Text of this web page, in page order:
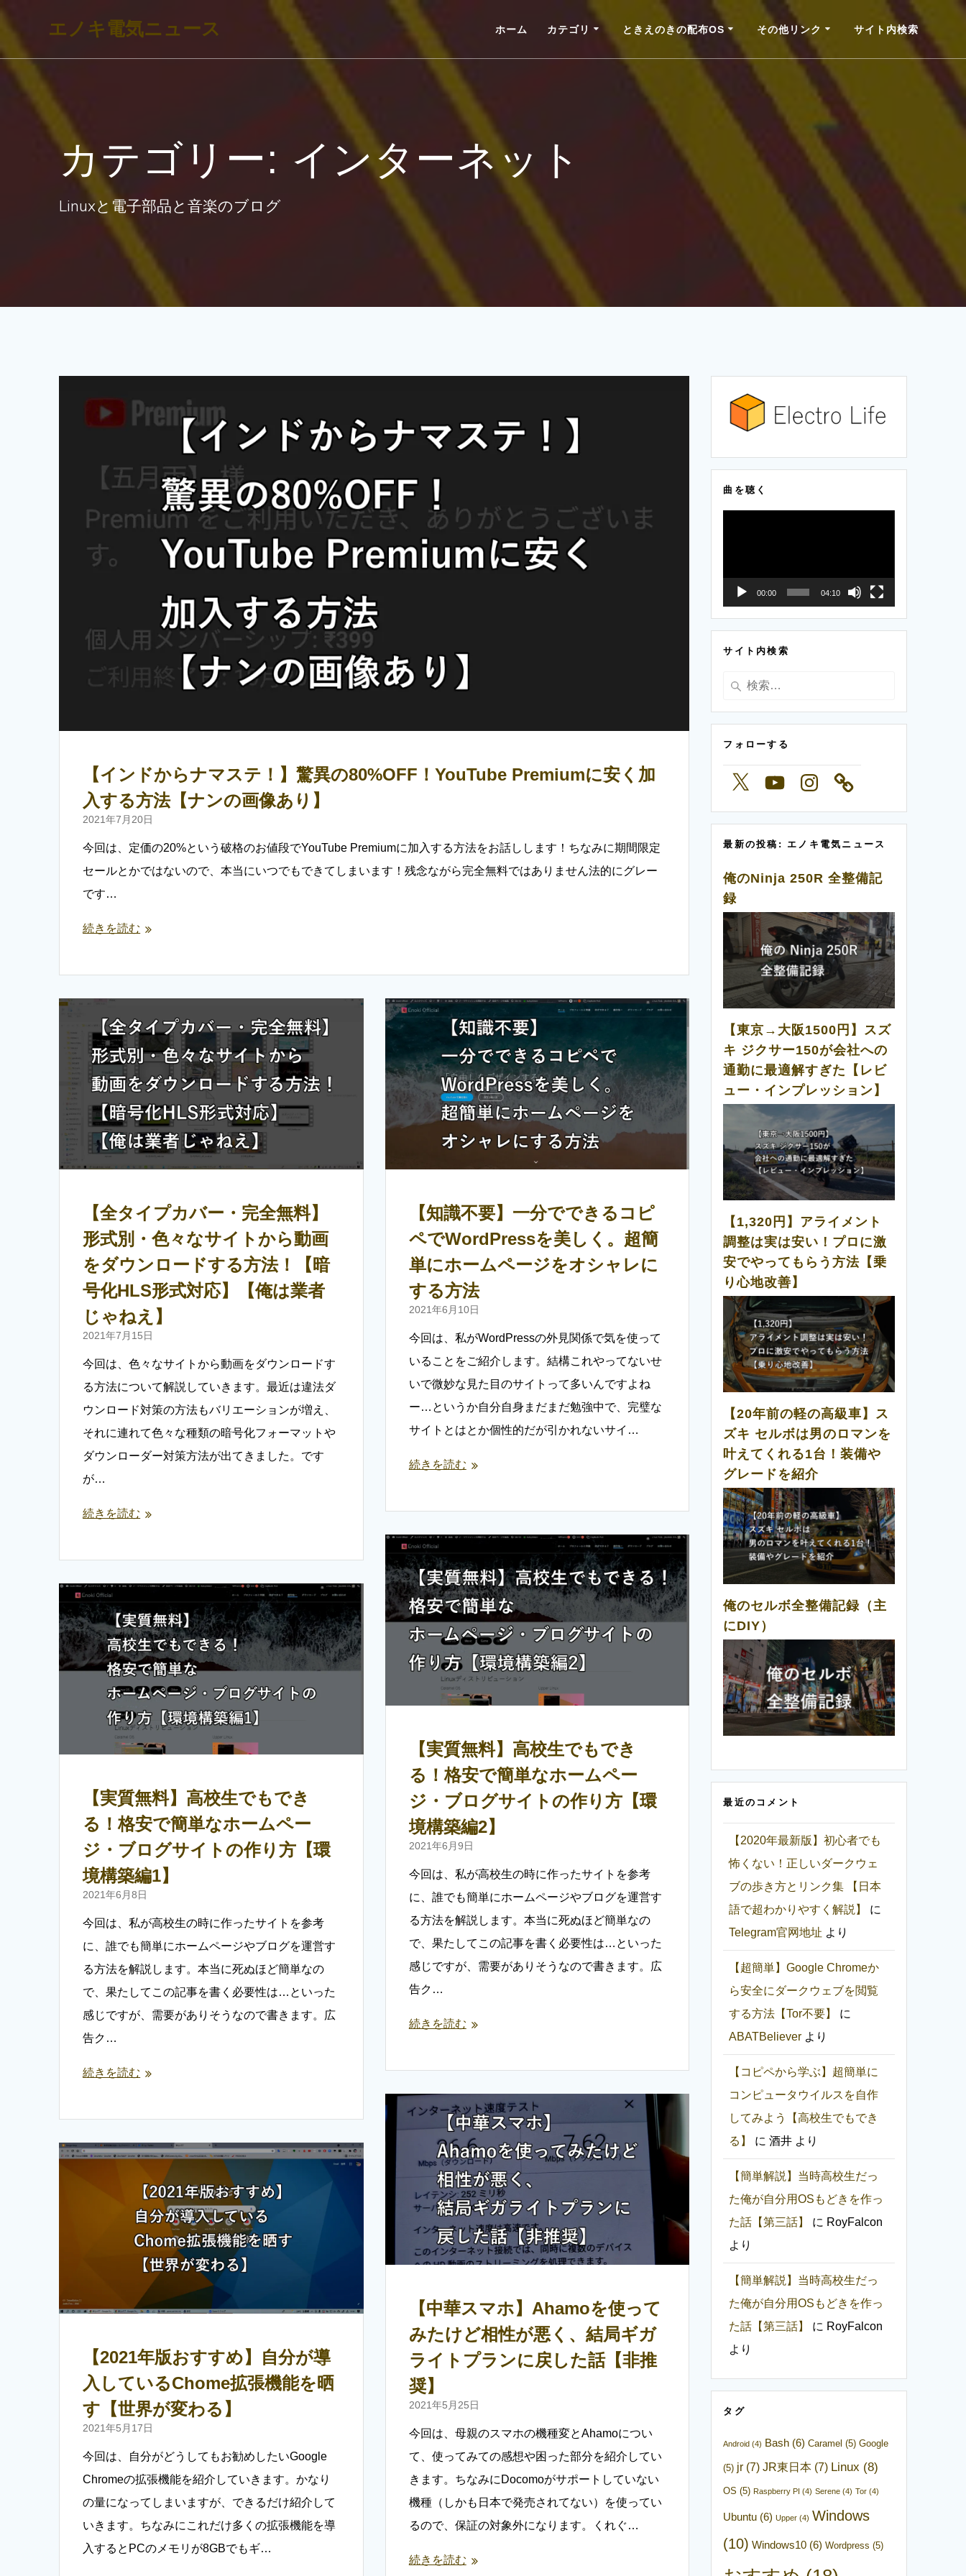
コ
テ
エノキ電気ニュース ホーム カテゴリ ときえのきの配布OS その他リンク サイト内検索
カテゴリー: インターネット
Linuxと電子部品と音楽のブログ
【インドからナマステ！】驚異の80%OFF！YouTube Premiumに安く加
入する方法【ナンの画像あり】
2021年7月20日
今回は、定価の20%という破格のお値段でYouTube Premiumに加入する方法をお話しします！ちなみに期間限定
セールとかではないので、本当にいつでもできてしまいます！残念ながら完全無料ではありません法的にグレー
です…
続きを読む
【全タイプカバー・完全無料】
形式別・色々なサイトから動画
をダウンロードする方法！【暗
号化HLS形式対応】【俺は業者
じゃねえ】
2021年7月15日
今回は、色々なサイトから動画をダウンロードす
る方法について解説していきます。最近は違法ダ
ウンロード対策の方法もバリエーションが増え、
それに連れて色々な種類の暗号化フォーマットや
ダウンローダー対策方法が出てきました。です
が…
続きを読む
【知識不要】一分でできるコピ
ペでWordPressを美しく。超簡
単にホームページをオシャレに
する方法
2021年6月10日
今回は、私がWordPressの外見関係で気を使って
いることをご紹介します。結構これやってないせ
いで微妙な見た目のサイトって多いんですよね
ー…というか自分自身まだまだ勉強中で、完璧な
サイトとはとか個性的だが引かれないサイ…
続きを読む
【実質無料】高校生でもでき
る！格安で簡単なホームペー
ジ・ブログサイトの作り方【環
境構築編2】
2021年6月9日
今回は、私が高校生の時に作ったサイトを参考
に、誰でも簡単にホームページやブログを運営す
る方法を解説します。本当に死ぬほど簡単なの
で、果たしてこの記事を書く必要性は…といった
感じですが、需要がありそうなので書きます。広
告ク…
続きを読む
【実質無料】高校生でもでき
る！格安で簡単なホームペー
ジ・ブログサイトの作り方【環
境構築編1】
2021年6月8日
今回は、私が高校生の時に作ったサイトを参考
に、誰でも簡単にホームページやブログを運営す
る方法を解説します。本当に死ぬほど簡単なの
で、果たしてこの記事を書く必要性は…といった
感じですが、需要がありそうなので書きます。広
告ク…
続きを読む
【中華スマホ】Ahamoを使って
みたけど相性が悪く、結局ギガ
ライトプランに戻した話【非推
奨】
2021年5月25日
今回は、母親のスマホの機種変とAhamoについ
て、使ってみての感想や困った部分を紹介してい
きます。ちなみにDocomoがサポートしていない
機種（しかも日本で発売されてない）を使ってい
るので、保証の対象外になります。くれぐ…
続きを読む
【2021年版おすすめ】自分が導
入しているChome拡張機能を晒
す【世界が変わる】
2021年5月17日
今回は、自分がどうしてもお勧めしたいGoogle
Chromeの拡張機能を紹介していきます。かなり
の量になってしまいますが、できるだけ紹介して
いきます。ちなみにこれだけ多くの拡張機能を導
入するとPCのメモリが8GBでもギ…
曲を聴く
ー
00:00 04:10
サイト内検索
検
フォローする
X YouTubeInstagram
最新の投稿: エノキ電気ニュース
俺のNinja 250R 全整備記
録
【東京→大阪1500円】スズ
キ ジクサー150が会社への
通勤に最適解すぎた【レビ
ュー・インプレッション】
【1,320円】アライメント
調整は実は安い！プロに激
安でやってもらう方法【乗
り心地改善】
【20年前の軽の高級車】ス
ズキ セルボは男のロマンを
叶えてくれる1台！装備や
グレードを紹介
俺のセルボ全整備記録（主
にDIY）
最近のコメント
【2020年最新版】初心者でも
怖くない！正しいダークウェ
ブの歩き方とリンク集 【日本
語で超わかりやすく解説】
に
Telegram官网地址 より
【超簡単】Google Chromeか
ら安全にダークウェブを閲覧
する方法【Tor不要】
に
ABATBeliever より
【コピペから学ぶ】超簡単に
コンピュータウイルスを自作
してみよう【高校生でもでき
る】
に酒井 より
【簡単解説】当時高校生だっ
た俺が自分用OSもどきを作っ
た話【第三話】
に RoyFalcon
より
【簡単解説】当時高校生だっ
た俺が自分用OSもどきを作っ
た話【第三話】
に RoyFalcon
より
タグ
Android (4) Bash (6) Caramel (5) Google
(5) jr (7) JR東日本 (7) Linux (8)
OS (5) Raspberry PI (4) Serene (4) Tor (4)
Ubuntu (6) Upper (4) Windows
(10) Windows10 (6) Wordpress (5)